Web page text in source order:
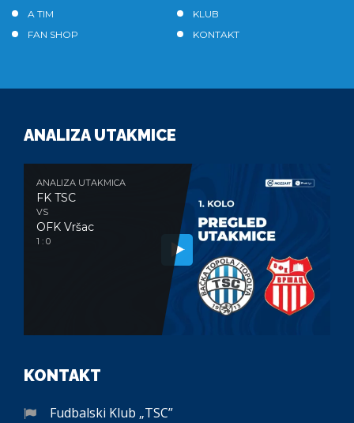
A TIM
KLUB
FAN SHOP
KONTAKT
ANALIZA UTAKMICE
ANALIZA UTAKMICA
FK TSC
VS
OFK Vršac
1 : 0
KONTAKT
Fudbalski Klub „TSC”